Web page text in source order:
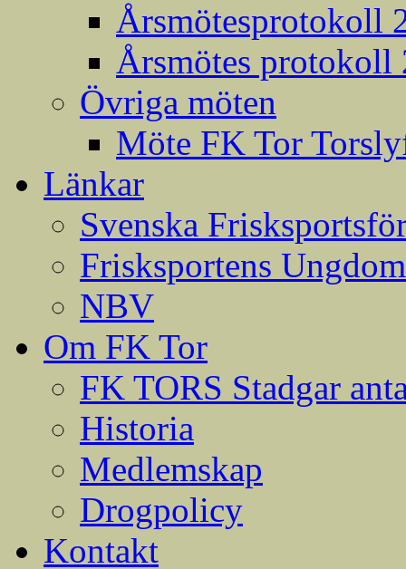
Årsmötesprotokoll
Årsmötes protokoll
Övriga möten
Möte FK Tor
Länkar
Svenska
Frisksportens
NBV
Om FK Tor
FK TORS Stadgar
Historia
Medlemskap
Drogpolicy
Kontakt